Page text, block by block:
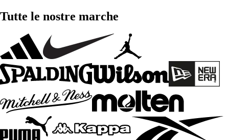
Tutte le nostre marche